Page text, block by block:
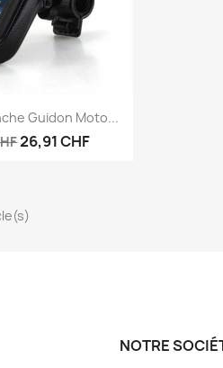
rapide
Guidon Moto...
26,91 CHF
NOTRE